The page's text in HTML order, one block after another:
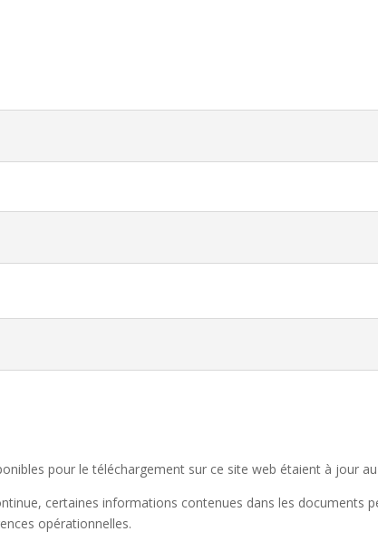
pour le téléchargement sur ce site web étaient à jour
certaines informations contenues dans les documents
opérationnelles.